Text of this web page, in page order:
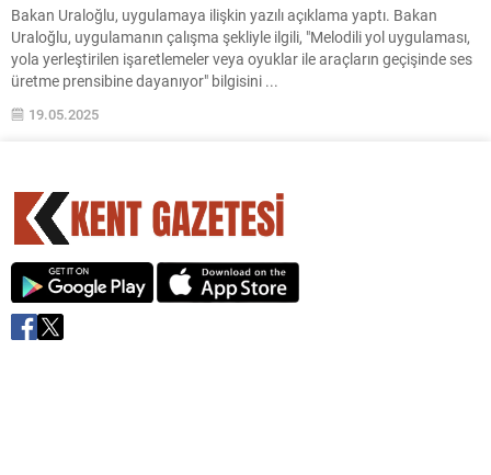
Bakan Uraloğlu, uygulamaya ilişkin yazılı açıklama yaptı. Bakan
Uraloğlu, uygulamanın çalışma şekliyle ilgili, "Melodili yol uygulaması,
yola yerleştirilen işaretlemeler veya oyuklar ile araçların geçişinde ses
üretme prensibine dayanıyor" bilgisini ...
19.05.2025